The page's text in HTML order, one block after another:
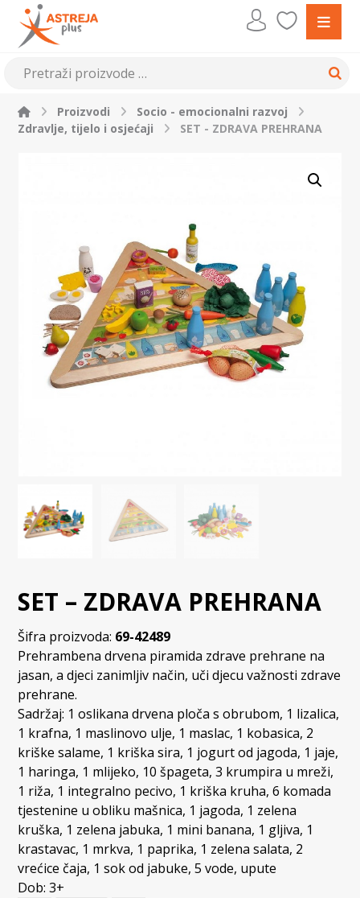
Proizvodi
Socio - emocionalni razvoj
Zdravlje, tijelo i osjećaji
SET - ZDRAVA PREHRANA
SET – ZDRAVA PREHRANA
Šifra proizvoda: 69-42489
Prehrambena drvena piramida zdrave prehrane na
jasan, a djeci zanimljiv način, uči djecu važnosti zdrave
prehrane.
Sadržaj: 1 oslikana drvena ploča s obrubom, 1 lizalica,
1 krafna, 1 maslinovo ulje, 1 maslac, 1 kobasica, 2
kriške salame, 1 kriška sira, 1 jogurt od jagoda, 1 jaje,
1 haringa, 1 mlijeko, 10 špageta, 3 krumpira u mreži,
1 riža, 1 integralno pecivo, 1 kriška kruha, 6 komada
tjestenine u obliku mašnica, 1 jagoda, 1 zelena
kruška, 1 zelena jabuka, 1 mini banana, 1 gljiva, 1
krastavac, 1 mrkva, 1 paprika, 1 zelena salata, 2
vrećice čaja, 1 sok od jabuke, 5 vode, upute
Dob: 3+